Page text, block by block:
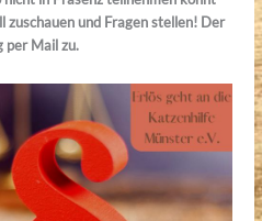
und Fragen stellen! Der
per Mail zu.